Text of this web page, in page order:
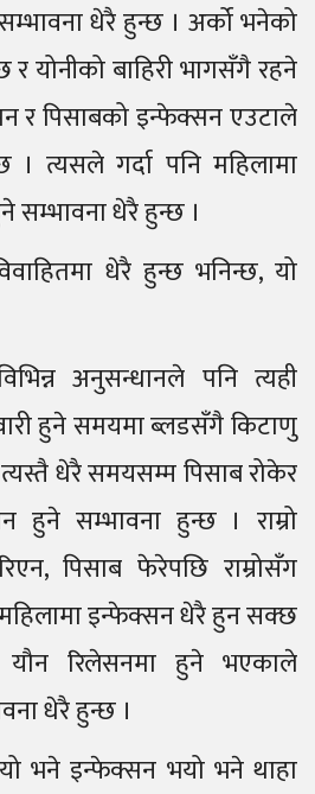
धेरै हुन्छ । अर्को भनेको
योनीको बाहिरी भागसँगै रहने
र पिसाबको इन्फेक्सन एउटाले
। त्यसले गर्दा पनि महिलामा
धेरै हुन्छ ।
धेरै हुन्छ भनिन्छ, यो
अनुसन्धानले पनि त्यही
हुने समयमा ब्लडसँगै किटाणु
धेरै समयसम्म पिसाब रोकेर
हुने सम्भावना हुन्छ । राम्रो
पिसाब फेरेपछि राम्रोसँग
इन्फेक्सन धेरै हुन सक्छ
यौन रिलेसनमा हुने भएकाले
धेरै हुन्छ ।
भने इन्फेक्सन भयो भने थाहा